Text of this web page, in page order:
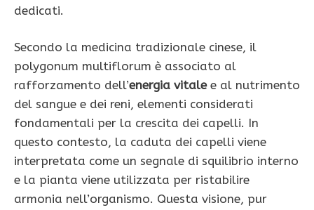
dedicati.
Secondo la medicina tradizionale cinese, il
polygonum multiflorum è associato al
rafforzamento dell’energia vitalee al nutrimento
del sangue e dei reni, elementi considerati
fondamentali per la crescita dei capelli. In
questo contesto, la caduta dei capelli viene
interpretata come un segnale di squilibrio interno
e la pianta viene utilizzata per ristabilire
armonia nell’organismo. Questa visione, pur